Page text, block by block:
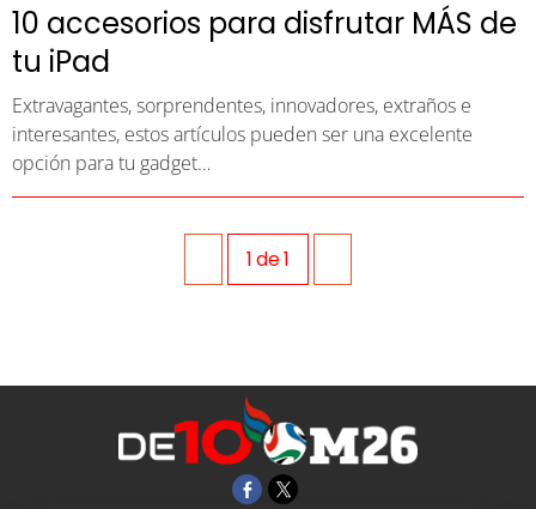
10 accesorios para disfrutar MÁS de
tu iPad
Extravagantes, sorprendentes, innovadores, extraños e
interesantes, estos artículos pueden ser una excelente
opción para tu gadget…
1de1